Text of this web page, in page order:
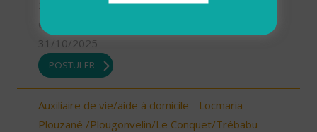
CDD
31/10/2025
POSTULER
Auxiliaire de vie/aide à domicile - Locmaria-
Plouzané /Plougonvelin/Le Conquet/Trébabu -